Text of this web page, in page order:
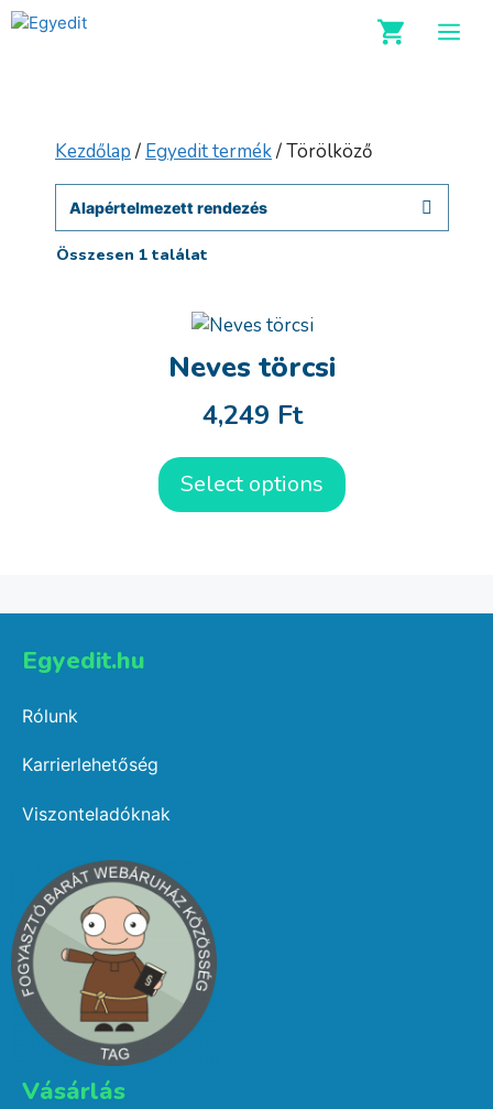
Kilépés
Kezdőlap/ Egyedit termék/ Törölköző
Összesen 1 találat
Neves törcsi
4,249 Ft
Select options
Egyedit.hu
Rólunk
Karrierlehetőség
Viszonteladóknak
Vásárlás​